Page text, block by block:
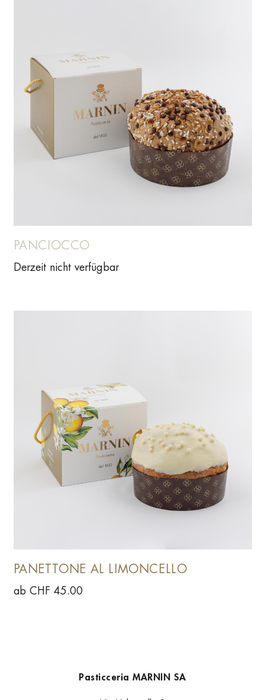
PANCIOCCO
Derzeit nicht verfügbar
PANETTONE AL LIMONCELLO
ab CHF 45.00
Pasticceria MARNIN SA